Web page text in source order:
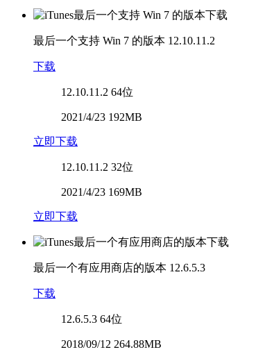
最后一个支持 Win 7 的版本 12.10.11.2
下载
12.10.11.2 64位
2021/4/23 192MB
立即下载
12.10.11.2 32位
2021/4/23 169MB
立即下载
最后一个有应用商店的版本 12.6.5.3
下载
12.6.5.3 64位
2018/09/12 264.88MB